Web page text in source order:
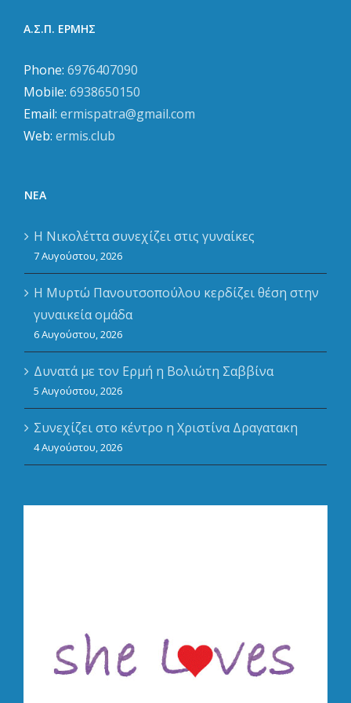
Α.Σ.Π. ΕΡΜΗΣ
Phone: 6976407090
Mobile: 6938650150
Email: ermispatra@gmail.com
Web: ermis.club
ΝΈΑ
Η Νικολέττα συνεχίζει στις γυναίκες
7 Αυγούστου, 2026
Η Μυρτώ Πανουτσοπούλου κερδίζει θέση στην
γυναικεία ομάδα
6 Αυγούστου, 2026
Δυνατά με τον Ερμή η Βολιώτη Σαββίνα
5 Αυγούστου, 2026
Συνεχίζει στο κέντρο η Χριστίνα Δραγατακη
4 Αυγούστου, 2026